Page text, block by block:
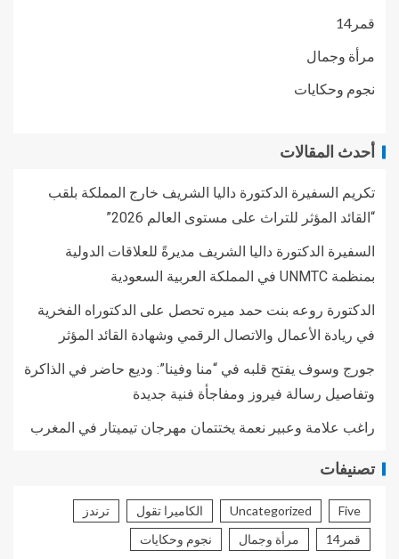
قمر14
مرأة وجمال
نجوم وحكايات
أحدث المقالات
تكريم السفيرة الدكتورة داليا الشريف خارج المملكة بلقب
“القائد المؤثر للتراث على مستوى العالم 2026”
السفيرة الدكتورة داليا الشريف مديرةً للعلاقات الدولية
بمنظمة UNMTC في المملكة العربية السعودية
الدكتورة روعه بنت حمد ميره تحصل على الدكتوراه الفخرية
في ريادة الأعمال والاتصال الرقمي وشهادة القائد المؤثر
جورج وسوف يفتح قلبه في “منا وفينا”: وديع حاضر في الذاكرة
وتفاصيل رسالة فيروز ومفاجأة فنية جديدة
راغب علامة وعبير نعمة يختتمان مهرجان تيميتار في المغرب
تصنيفات
Five
Uncategorized الكاميرا تقول
ترندز
قمر14
مرأة وجمال نجوم وحكايات